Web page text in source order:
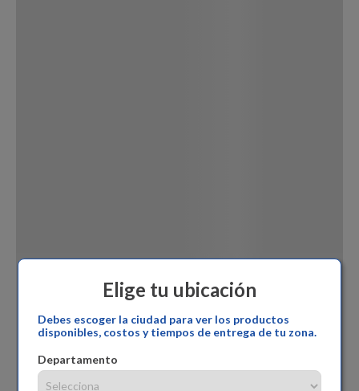
Elige tu ubicación
Debes escoger la ciudad para ver los productos
disponibles, costos y tiempos de entrega de tu zona.
Departamento